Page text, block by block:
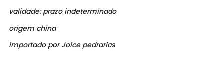
validade: prazo indeterminado
origem china
importado por Joice pedrarias